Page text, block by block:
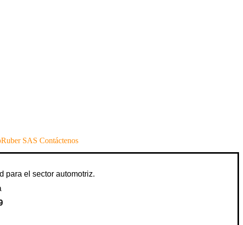
SAS Contáctenos
para el sector automotriz.